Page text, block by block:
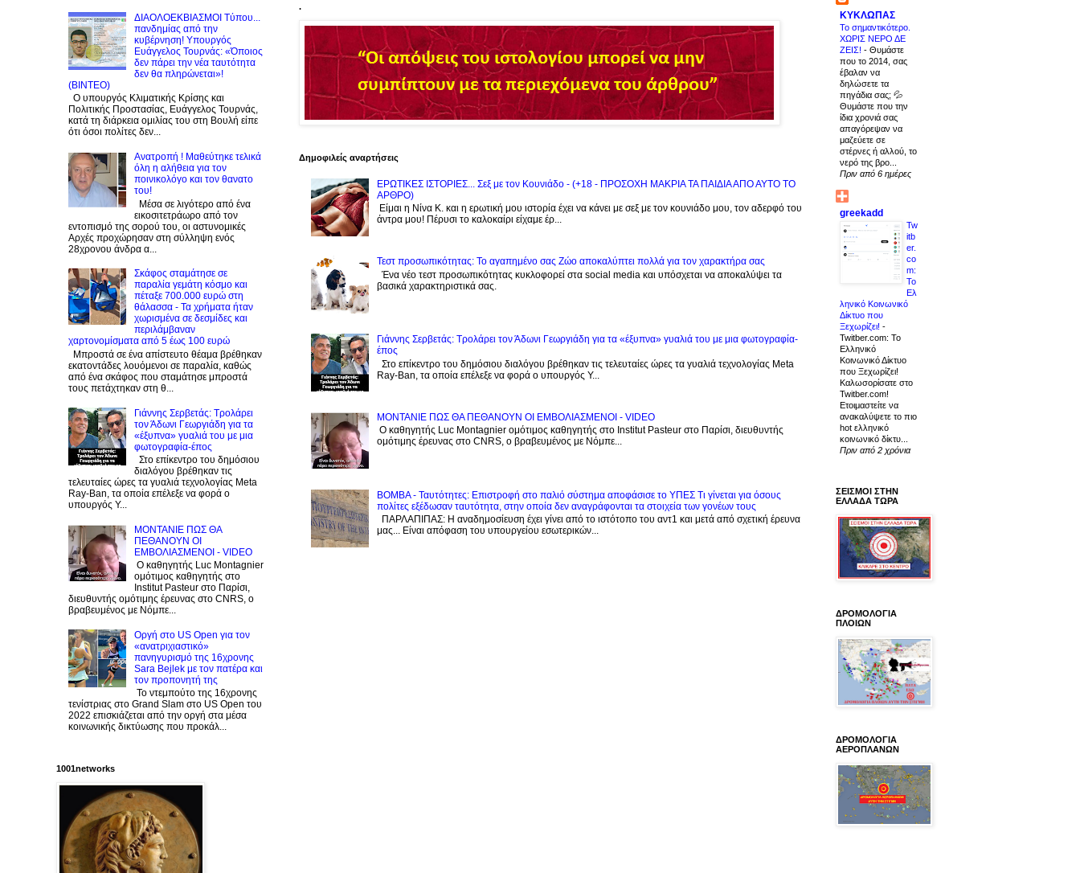
.
Δημοφιλείς αναρτήσεις
ΕΡΩΤΙΚΕΣ ΙΣΤΟΡΙΕΣ... Σεξ με τον Kουνιάδο - (+18 - ΠΡΟΣΟΧΗ ΜΑΚΡΙΑ ΤΑ ΠΑΙΔΙΑ ΑΠΟ ΑΥΤΟ ΤΟ
ΑΡΘΡΟ)
Είμαι η Νίνα Κ. και η ερωτική μου ιστορία έχει να κάνει με σεξ με τον κουνιάδο μου, τον αδερφό του
άντρα μου! Πέρυσι το καλοκαίρι είχαμε έρ...
Τεστ προσωπικότητας: Το αγαπημένο σας Zώο αποκαλύπτει πολλά για τον χαρακτήρα σας
Ένα νέο τεστ προσωπικότητας κυκλοφορεί στα social media και υπόσχεται να αποκαλύψει τα
βασικά χαρακτηριστικά σας.
Γιάννης Σερβετάς: Τρολάρει τον Άδωνι Γεωργιάδη για τα «έξυπνα» γυαλιά του με μια φωτογραφία-
έπος
Στο επίκεντρο του δημόσιου διαλόγου βρέθηκαν τις τελευταίες ώρες τα γυαλιά τεχνολογίας Meta
Ray-Ban, τα οποία επέλεξε να φορά ο υπουργός Υ...
ΜΟΝΤΑΝΙΕ ΠΩΣ ΘΑ ΠΕΘΑΝΟΥΝ ΟΙ ΕΜΒΟΛΙΑΣΜΕΝΟΙ - VIDEO
Ο καθηγητής Luc Montagnier ομότιμος καθηγητής στο Institut Pasteur στο Παρίσι, διευθυντής
ομότιμης έρευνας στο CNRS, o βραβευμένος με Νόμπε...
BOMBA - Ταυτότητες: Eπιστροφή στο παλιό σύστημα αποφάσισε το ΥΠΕΣ Τι γίνεται για όσους
πολίτες εξέδωσαν ταυτότητα, στην οποία δεν αναγράφονται τα στοιχεία των γονέων τους
ΠΑΡΛΑΠΙΠΑΣ: Η αναδημοσίευση έχει γίνει από το ιστότοπο του αντ1 και μετά από σχετική έρευνα
μας... Είναι απόφαση του υπουργείου εσωτερικών...
ΔΙΑΟΛΟΕΚΒΙΑΣΜΟΙ Tύπου...
πανδημίας από την
κυβέρνηση! Υπουργός
Ευάγγελος Τουρνάς: «Όποιος
δεν πάρει την νέα ταυτότητα
δεν θα πληρώνεται»!
(BINTEO)
Ο υπουργός Κλιματικής Κρίσης και
Πολιτικής Προστασίας, Ευάγγελος Τουρνάς,
κατά τη διάρκεια ομιλίας του στη Βουλή είπε
ότι όσοι πολίτες δεν...
Ανατροπή ! Mαθεύτηκε τελικά
όλη η αλήθεια για τον
ποινικολόγο και τον θανατο
του!
Μέσα σε λιγότερο από ένα
εικοσιτετράωρο από τον
εντοπισμό της σορού του, οι αστυνομικές
Αρχές προχώρησαν στη σύλληψη ενός
28χρονου άνδρα α...
Σκάφος σταμάτησε σε
παραλία γεμάτη κόσμο και
πέταξε 700.000 ευρώ στη
θάλασσα - Τα χρήματα ήταν
χωρισμένα σε δεσμίδες και
περιλάμβαναν
χαρτονομίσματα από 5 έως 100 ευρώ
Μπροστά σε ένα απίστευτο θέαμα βρέθηκαν
εκατοντάδες λουόμενοι σε παραλία, καθώς
από ένα σκάφος που σταμάτησε μπροστά
τους πετάχτηκαν στη θ...
Γιάννης Σερβετάς: Τρολάρει
τον Άδωνι Γεωργιάδη για τα
«έξυπνα» γυαλιά του με μια
φωτογραφία-έπος
Στο επίκεντρο του δημόσιου
διαλόγου βρέθηκαν τις
τελευταίες ώρες τα γυαλιά τεχνολογίας Meta
Ray-Ban, τα οποία επέλεξε να φορά ο
υπουργός Υ...
ΜΟΝΤΑΝΙΕ ΠΩΣ ΘΑ
ΠΕΘΑΝΟΥΝ ΟΙ
ΕΜΒΟΛΙΑΣΜΕΝΟΙ - VIDEO
Ο καθηγητής Luc Montagnier
ομότιμος καθηγητής στο
Institut Pasteur στο Παρίσι,
διευθυντής ομότιμης έρευνας στο CNRS, o
βραβευμένος με Νόμπε...
Οργή στο US Open για τον
«ανατριχιαστικό»
πανηγυρισμό της 16χρονης
Sara Bejlek με τον πατέρα και
τον προπονητή της
Το ντεμπούτο της 16χρονης
τενίστριας στο Grand Slam στο US Open του
2022 επισκιάζεται από την οργή στα μέσα
κοινωνικής δικτύωσης που προκάλ...
1001networks
ΚΥΚΛΩΠΑΣ
Το σημαντικότερο.
ΧΩΡΙΣ ΝΕΡΟ ΔΕ
ΖΕΙΣ! - Θυμάστε
που το 2014, σας
έβαλαν να
δηλώσετε τα
πηγάδια σας; 💦
Θυμάστε που την
ίδια χρονιά σας
απαγόρεψαν να
μαζεύετε σε
στέρνες ή αλλού, το
νερό της βρο...
Πριν από 6 ημέρες
greekadd
Tw
itb
er.
co
m:
Το
Ελ
ληνικό Κοινωνικό
Δίκτυο που
Ξεχωρίζει! -
Twitber.com: Το
Ελληνικό
Κοινωνικό Δίκτυο
που Ξεχωρίζει!
Καλωσορίσατε στο
Twitber.com!
Ετοιμαστείτε να
ανακαλύψετε το πιο
hot ελληνικό
κοινωνικό δίκτυ...
Πριν από 2 χρόνια
ΣΕΙΣΜΟΙ ΣΤΗΝ
ΕΛΛΑΔΑ ΤΩΡΑ
ΔΡΟΜΟΛΟΓΙΑ
ΠΛΟΙΩΝ
ΔΡΟΜΟΛΟΓΙΑ
ΑΕΡΟΠΛΑΝΩΝ